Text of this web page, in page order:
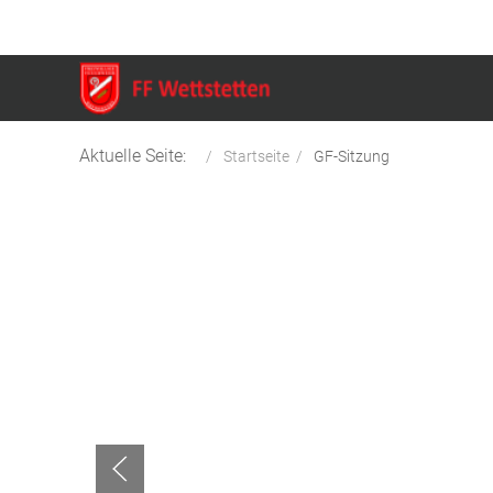
Aktuelle Seite: Startseite GF-Sitzung